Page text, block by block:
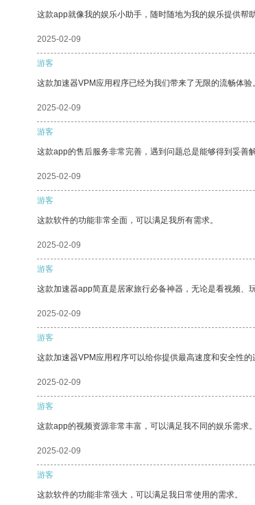
这款app就像我的娱乐小助手，随时随地为我的娱乐提供帮助
2025-02-09
游客
这款加速器VPM应用程序已经为我们带来了无限的流畅体验。
2025-02-09
游客
这款app的售后服务非常完善，遇到问题总是能够得到妥善
2025-02-09
游客
这款软件的功能非常全面，可以满足我所有需求。
2025-02-09
游客
这款加速器app简直是居家旅行必备神器，无论是看视频、
2025-02-09
游客
这款加速器VPM应用程序可以给你提供最高速度和安全性的
2025-02-09
游客
这款app的视频资源非常丰富，可以满足我不同的娱乐需求。
2025-02-09
游客
这款软件的功能非常强大，可以满足我日常使用的需求。